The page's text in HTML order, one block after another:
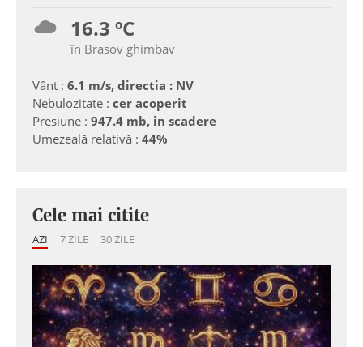
16.3 ºC
în Brasov ghimbav
Vânt : 6.1 m/s, directia : NV
Nebulozitate : cer acoperit
Presiune : 947.4 mb, in scadere
Umezeală relativă : 44%
Cele mai citite
AZI 7 ZILE 30 ZILE